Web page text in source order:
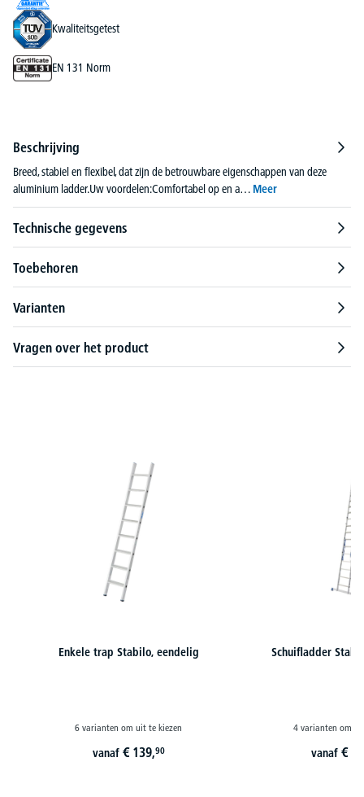
Kwaliteitsgetest
EN 131 Norm
Beschrijving
Breed, stabiel en flexibel, dat zijn de betrouwbare eigenschappen van deze
aluminium ladder.Uw voordelen:Comfortabel op en a… Meer
Technische gegevens
Toebehoren
Varianten
Vragen over het product
Enkele trap Stabilo, eendelig
6 varianten om uit te kiezen
vanaf € 139,90
Schuifladder
4 varianten om
vanaf €